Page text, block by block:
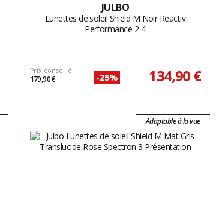
JULBO
Lunettes de soleil Shield M Noir Reactiv
Performance 2-4
Prix conseillé
179,90 € -25% 134,90 €
Adaptable à la vue